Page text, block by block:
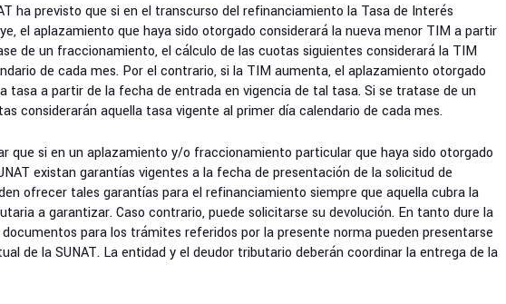
ha previsto que si en el transcurso del refinanciamiento la Tasa de Interés
el aplazamiento que haya sido otorgado considerará la nueva menor TIM a partir
de un fraccionamiento, el cálculo de las cuotas siguientes considerará la TIM
de cada mes. Por el contrario, si la TIM aumenta, el aplazamiento otorgado
tasa a partir de la fecha de entrada en vigencia de tal tasa. Si se tratase de un
considerarán aquella tasa vigente al primer día calendario de cada mes.
que si en un aplazamiento y/o fraccionamiento particular que haya sido otorgado
existan garantías vigentes a la fecha de presentación de la solicitud de
ofrecer tales garantías para el refinanciamiento siempre que aquella cubra la
a garantizar. Caso contrario, puede solicitarse su devolución. En tanto dure la
para los trámites referidos por la presente norma pueden presentarse
de la SUNAT. La entidad y el deudor tributario deberán coordinar la entrega de la